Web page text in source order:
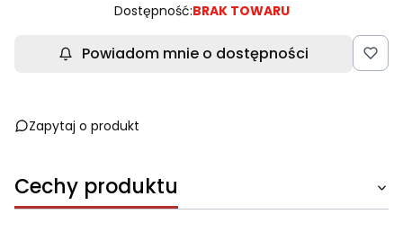
Dostępność:BRAK TOWARU
Powiadom mnie o dostępności
Zapytaj o produkt
Cechy produktu